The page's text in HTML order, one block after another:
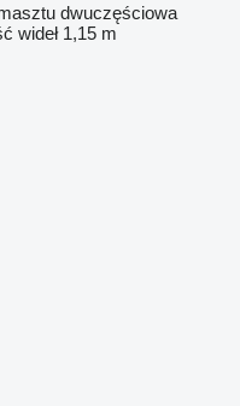
dwuczęściowa
wideł 1,15 m